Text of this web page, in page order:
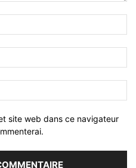
site web dans ce navigateur